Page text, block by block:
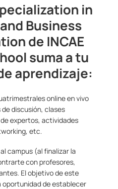
in
Business
de INCAE
suma a tu
aprendizaje:
online en vivo
discusión, clases
expertos, actividades
etc.
campus (al finalizar la
con profesores,
El objetivo de este
oportunidad de establecer